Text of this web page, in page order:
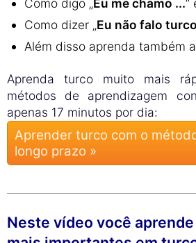
Como digo „Eu me chamo ...“
Como dizer „Eu não falo turco
Além disso aprenda também a
Aprenda turco muito mais
métodos de aprendizagem
apenas 17 minutos por dia:
Aprender turco com o
longo prazo »
Neste vídeo você